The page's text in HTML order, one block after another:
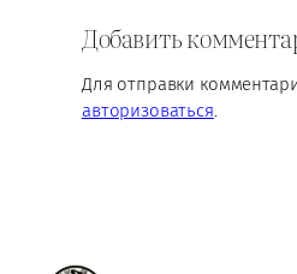
Добавить
Для отправки
авторизоваться.